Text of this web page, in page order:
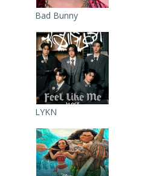
Bad Bunny
LYKN